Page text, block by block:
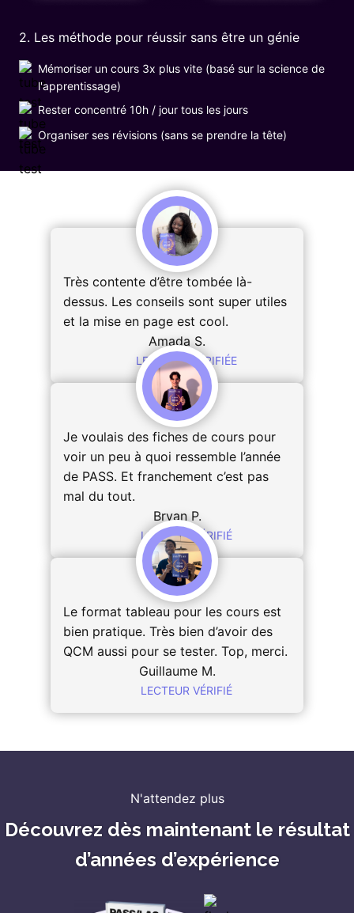
2. Les méthode pour réussir sans être un génie
Mémoriser un cours 3x plus vite (basé sur la science de
l'apprentissage)
Rester concentré 10h / jour tous les jours
Organiser ses révisions (sans se prendre la tête)
Très contente d’être tombée là-
dessus. Les conseils sont super utiles
et la mise en page est cool.
Amada S.
LECTRICE VÉRIFIÉE
Je voulais des fiches de cours pour
voir un peu à quoi ressemble l’année
de PASS. Et franchement c’est pas
mal du tout.
Bryan P.
LECTEUR VÉRIFIÉ
Le format tableau pour les cours est
bien pratique. Très bien d’avoir des
QCM aussi pour se tester. Top, merci.
Guillaume M.
LECTEUR VÉRIFIÉ
N'attendez plus
Découvrez dès maintenant le résultat
d’années d’expérience